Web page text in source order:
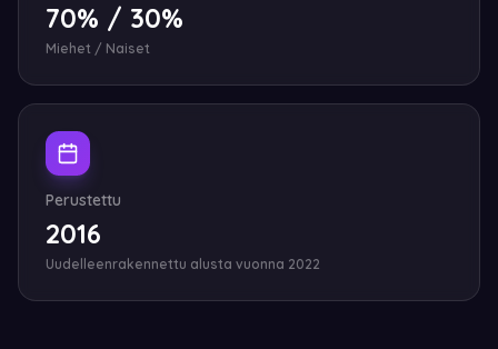
70% / 30%
Miehet / Naiset
Perustettu
2016
Uudelleenrakennettu alusta vuonna 2022